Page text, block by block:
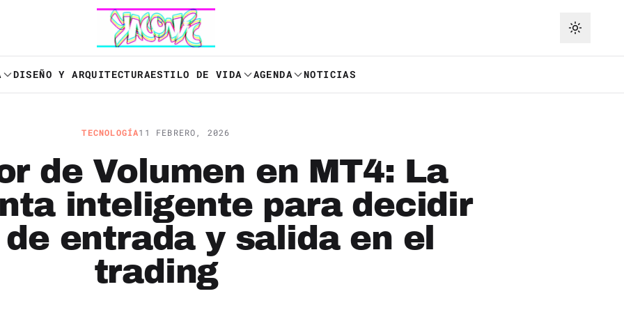
DISEÑO Y ARQUITECTURAESTILO DE VIDA AGENDA NOTICIAS
TECNOLOGÍA11 FEBRERO, 2026
de Volumen en MT4: La
inteligente para decidir
entrada y salida en el
trading